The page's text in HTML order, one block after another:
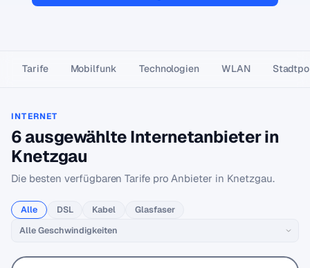
Tarife Mobilfunk Technologien WLAN
INTERNET
6 ausgewählte Internetanbieter in
Knetzgau
Die besten verfügbaren Tarife pro Anbieter in Knetzgau.
Alle DSL Kabel Glasfaser